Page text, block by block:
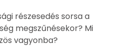
részesedés sorsa a
megszűnésekor? Mi
vagyonba?